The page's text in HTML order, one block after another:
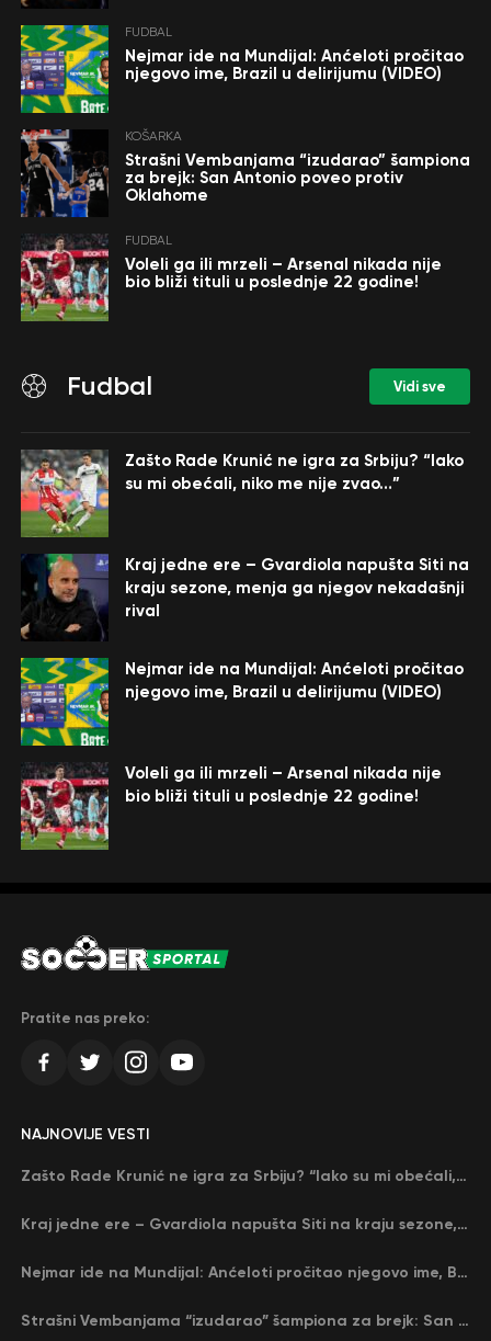
FUDBAL
Nejmar ide na Mundijal: Anćeloti pročitao
njegovo ime, Brazil u delirijumu (VIDEO)
KOŠARKA
Strašni Vembanjama “izudarao” šampiona
za brejk: San Antonio poveo protiv
Oklahome
FUDBAL
Voleli ga ili mrzeli – Arsenal nikada nije
bio bliži tituli u poslednje 22 godine!
Fudbal Vidi sve
Zašto Rade Krunić ne igra za Srbiju? “Iako
su mi obećali, niko me nije zvao…”
Kraj jedne ere – Gvardiola napušta Siti na
kraju sezone, menja ga njegov nekadašnji
rival
Nejmar ide na Mundijal: Anćeloti pročitao
njegovo ime, Brazil u delirijumu (VIDEO)
Voleli ga ili mrzeli – Arsenal nikada nije
bio bliži tituli u poslednje 22 godine!
Pratite nas preko:
NAJNOVIJE VESTI
Zašto Rade Krunić ne igra za Srbiju? “Iako su mi obećali, niko me nije zvao…”
Kraj jedne ere – Gvardiola napušta Siti na kraju sezone, menja ga njegov nekadašnji rival
Nejmar ide na Mundijal: Anćeloti pročitao njegovo ime, Brazil u delirijumu (VIDEO)
Strašni Vembanjama “izudarao” šampiona za brejk: San Antonio poveo protiv Oklahome